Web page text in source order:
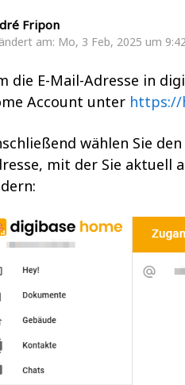
Fripon
am: Mo, 3 Feb, 2025 um
die E-Mail-Adresse in
Account unter https://
wählen Sie
mit der Sie aktuell